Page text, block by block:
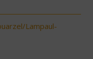
Lampaul-